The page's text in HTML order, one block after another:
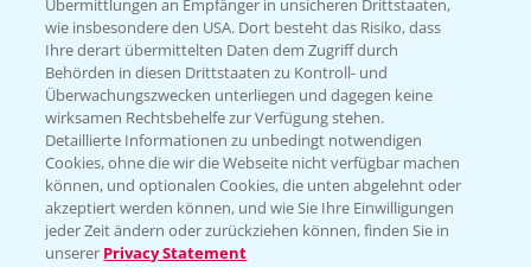
Hilfe in Notfällen
T.+49 (0)214/30-20220
Folgen Sie uns
Übermittlungen an Empfänger in unsicheren Drittstaaten,
wie insbesondere den USA. Dort besteht das Risiko, dass
Ihre derart übermittelten Daten dem Zugriff durch
Behörden in diesen Drittstaaten zu Kontroll- und
Überwachungszwecken unterliegen und dagegen keine
wirksamen Rechtsbehelfe zur Verfügung stehen.
Detaillierte Informationen zu unbedingt notwendigen
Cookies, ohne die wir die Webseite nicht verfügbar machen
können, und optionalen Cookies, die unten abgelehnt oder
akzeptiert werden können, und wie Sie Ihre Einwilligungen
jeder Zeit ändern oder zurückziehen können, finden Sie in
unserer Privacy Statement